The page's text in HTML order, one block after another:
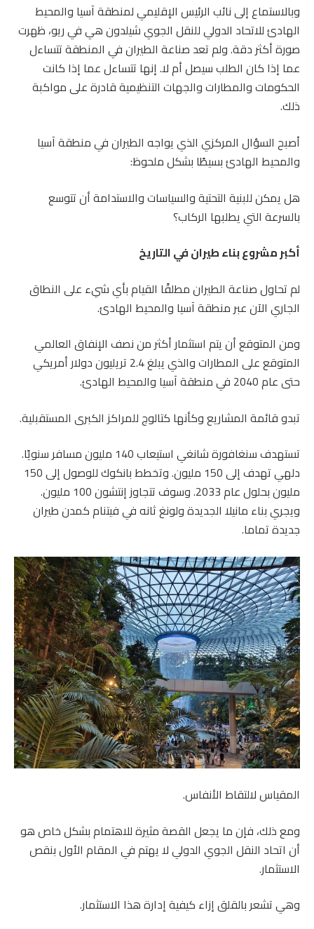
وبالاستماع إلى نائب الرئيس الإقليمي لمنطقة آسيا والمحيط
الهادئ للاتحاد الدولي للنقل الجوي شيلدون هي في ريو، ظهرت
صورة أكثر دقة. ولم تعد صناعة الطيران في المنطقة تتساءل
عما إذا كان الطلب سيصل أم لا. إنها تتساءل عما إذا كانت
الحكومات والمطارات والجهات التنظيمية قادرة على مواكبة
ذلك.
أصبح السؤال المركزي الذي يواجه الطيران في منطقة آسيا
والمحيط الهادئ بسيطًا بشكل ملحوظ:
هل يمكن للبنية التحتية والسياسات والاستدامة أن تتوسع
بالسرعة التي يطلبها الركاب؟
أكبر مشروع بناء طيران في التاريخ
لم تحاول صناعة الطيران مطلقًا القيام بأي شيء على النطاق
الجاري الآن عبر منطقة آسيا والمحيط الهادئ.
ومن المتوقع أن يتم استثمار أكثر من نصف الإنفاق العالمي
المتوقع على المطارات والذي يبلغ 2.4 تريليون دولار أمريكي
حتى عام 2040 في منطقة آسيا والمحيط الهادئ.
تبدو قائمة المشاريع وكأنها كتالوج للمراكز الكبرى المستقبلية.
تستهدف سنغافورة شانغي استيعاب 140 مليون مسافر سنويًا.
دلهي تهدف إلى 150 مليون. وتخطط بانكوك للوصول إلى 150
مليون بحلول عام 2033. وسوف تتجاوز إنتشون 100 مليون.
ويجري بناء مانيلا الجديدة ولونغ ثانه في فيتنام كمدن طيران
جديدة تماما.
المقياس لالتقاط الأنفاس.
ومع ذلك، فإن ما يجعل القصة مثيرة للاهتمام بشكل خاص هو
أن اتحاد النقل الجوي الدولي لا يهتم في المقام الأول بنقص
الاستثمار.
وهي تشعر بالقلق إزاء كيفية إدارة هذا الاستثمار.